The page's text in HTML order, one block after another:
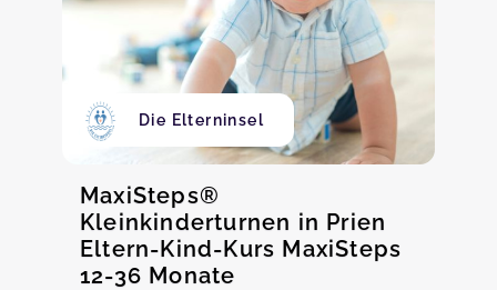
Die Elterninsel
MaxiSteps®
Kleinkinderturnen in Prien
Eltern-Kind-Kurs MaxiSteps
12-36 Monate